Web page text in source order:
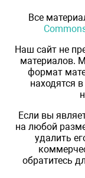
Все
Наш сайт не
материалов.
формат
находятся
Если вы
на любой
удалить
обратитесь